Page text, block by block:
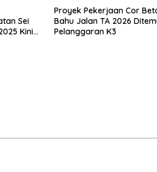
Sei
Kini
Proyek Pekerjaan Cor
Bahu Jalan TA 2026
Pelanggaran K3